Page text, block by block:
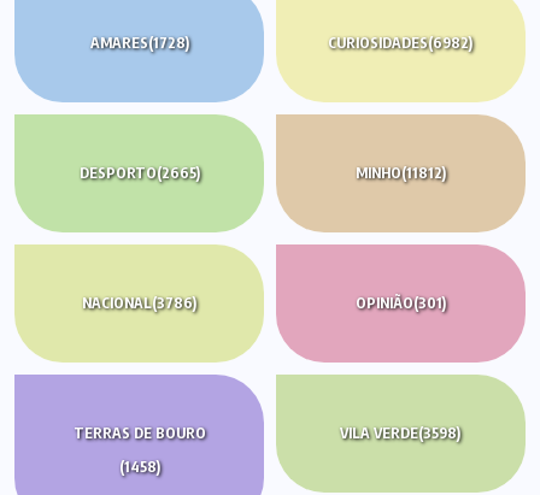
AMARES(1728) CURIOSIDADES(6982)
DESPORTO(2665) MINHO(11812)
NACIONAL(3786) OPINIÃO(301)
TERRAS DE BOURO
(1458)
VILA VERDE(3598)